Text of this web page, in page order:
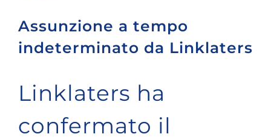
Assunzione a tempo
indeterminato da Linklaters
Linklaters ha
confermato il